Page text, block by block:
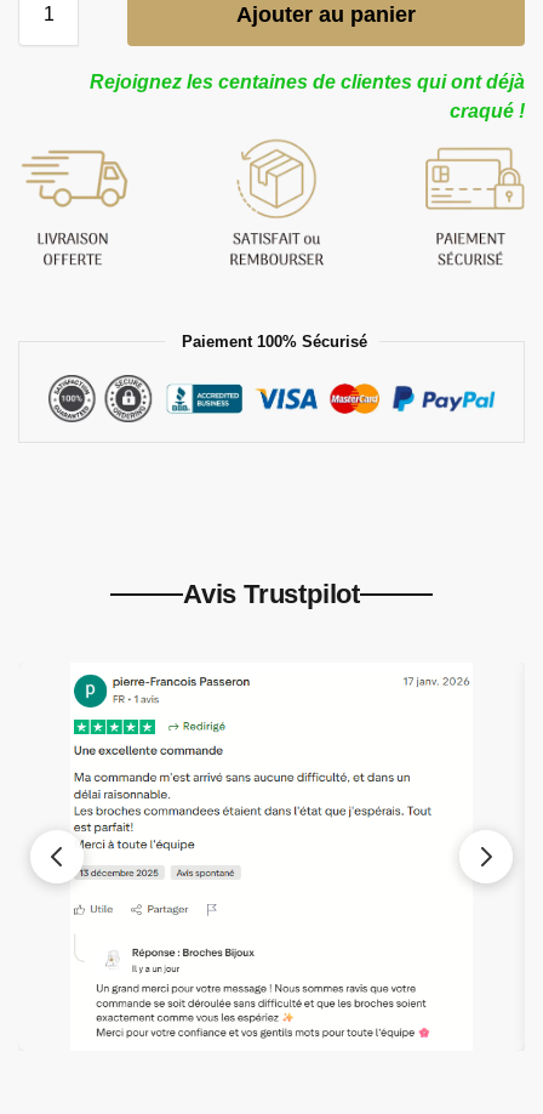
Ajouter au panier
Rejoignez les centaines de clientes qui ont déjà
craqué !
Paiement 100% Sécurisé
Avis Trustpilot